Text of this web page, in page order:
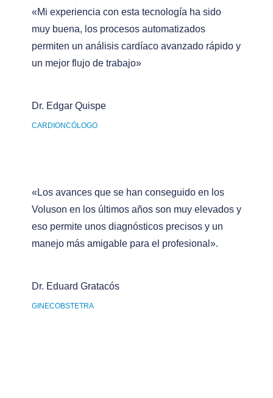
«Mi experiencia con esta tecnología ha sido
muy buena, los procesos automatizados
permiten un análisis cardíaco avanzado rápido y
un mejor flujo de trabajo»
Dr. Edgar Quispe
CARDIONCÓLOGO
«Los avances que se han conseguido en los
Voluson en los últimos años son muy elevados y
eso permite unos diagnósticos precisos y un
manejo más amigable para el profesional».
Dr. Eduard Gratacós
GINECOBSTETRA